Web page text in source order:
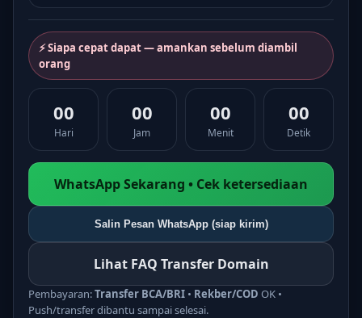
⚡ Siapa cepat dapat — amankan sebelum diambil
orang
00
Hari
00
Jam
00
Menit
00
Detik
WhatsApp Sekarang • Cek ketersediaan
Salin Pesan WhatsApp (siap kirim)
Lihat FAQ Transfer Domain
Pembayaran:Transfer BCA/BRI • Rekber/COD OK •
Push/transfer dibantu sampai selesai.